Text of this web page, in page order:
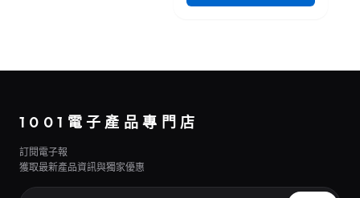
1001電子產品專門店
訂閱電子報
獲取最新產品資訊與獨家優惠